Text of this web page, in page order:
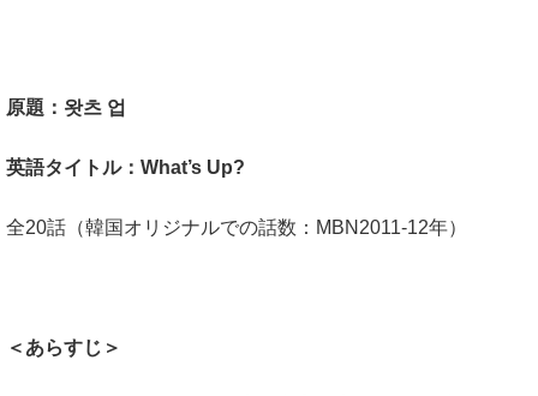
原題：왓츠 업
英語タイトル：What’s Up?
全20話（韓国オリジナルでの話数：MBN2011-12年）
＜あらすじ＞